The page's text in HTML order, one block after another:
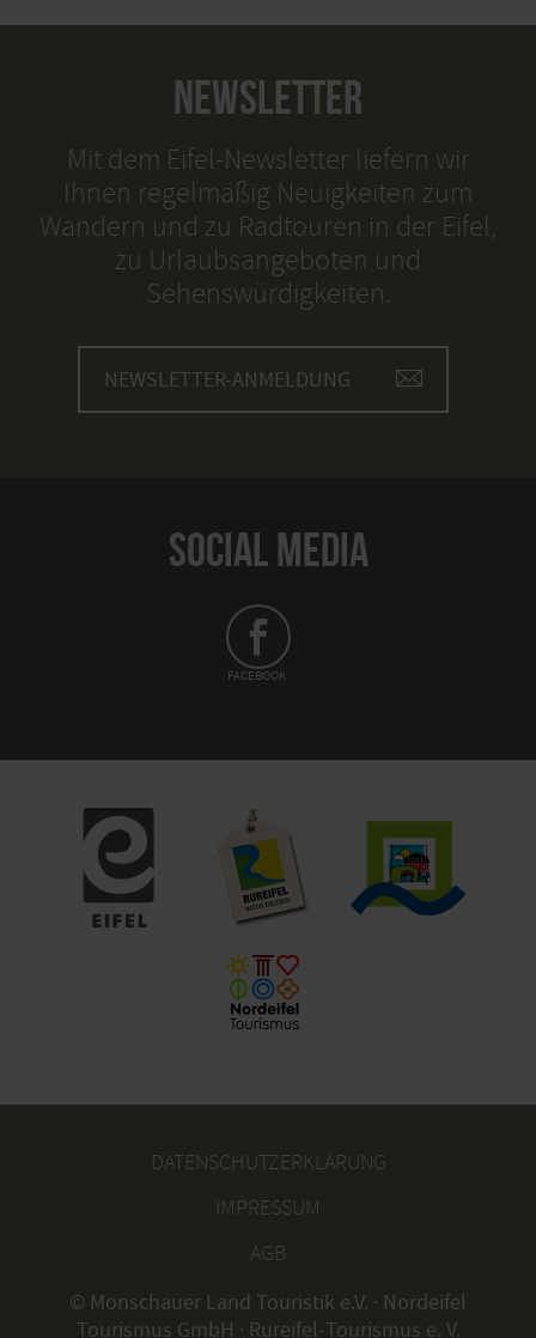
NEWSLETTER
Mit dem Eifel-Newsletter liefern wir
Ihnen regelmäßig Neuigkeiten zum
Wandern und zu Radtouren in der Eifel,
zu Urlaubsangeboten und
Sehenswürdigkeiten.
NEWSLETTER-ANMELDUNG
SOCIAL MEDIA
FACEBOOK
DATENSCHUTZERKLÄRUNG
IMPRESSUM
AGB
© Monschauer Land Touristik e.V. · Nordeifel
Tourismus GmbH · Rureifel-Tourismus e. V.